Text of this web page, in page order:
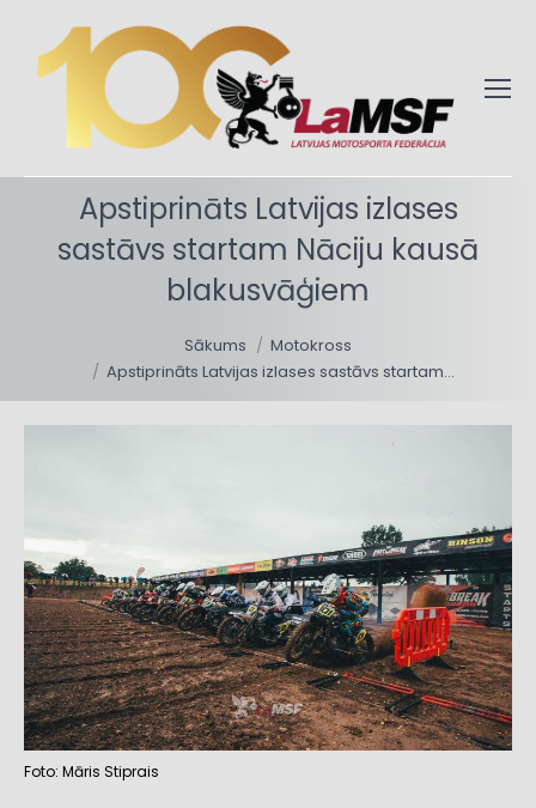
Apstiprināts Latvijas izlases
sastāvs startam Nāciju kausā
blakusvāģiem
Sākums
Motokross
Apstiprināts Latvijas izlases sastāvs startam…
Foto: Māris Stiprais